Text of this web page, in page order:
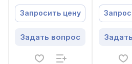
Запросить цену
Задать вопрос